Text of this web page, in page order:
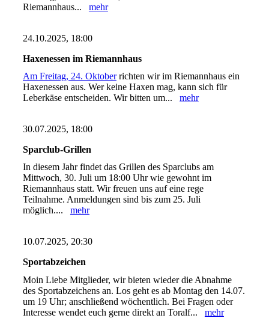
Riemannhaus... mehr
24.10.2025, 18:00
Haxenessen im Riemannhaus
Am Freitag, 24. Oktoberrichten wir im Riemannhaus ein
Haxenessen aus. Wer keine Haxen mag, kann sich für
Leberkäse entscheiden. Wir bitten um... mehr
30.07.2025, 18:00
Sparclub-Grillen
In diesem Jahr findet das Grillen des Sparclubs am
Mittwoch, 30. Juli um 18:00 Uhr wie gewohnt im
Riemannhaus statt. Wir freuen uns auf eine rege
Teilnahme. Anmeldungen sind bis zum 25. Juli
möglich.... mehr
10.07.2025, 20:30
Sportabzeichen
Moin Liebe Mitglieder, wir bieten wieder die Abnahme
des Sportabzeichens an. Los geht es ab Montag den 14.07.
um 19 Uhr; anschließend wöchentlich. Bei Fragen oder
Interesse wendet euch gerne direkt an Toralf... mehr